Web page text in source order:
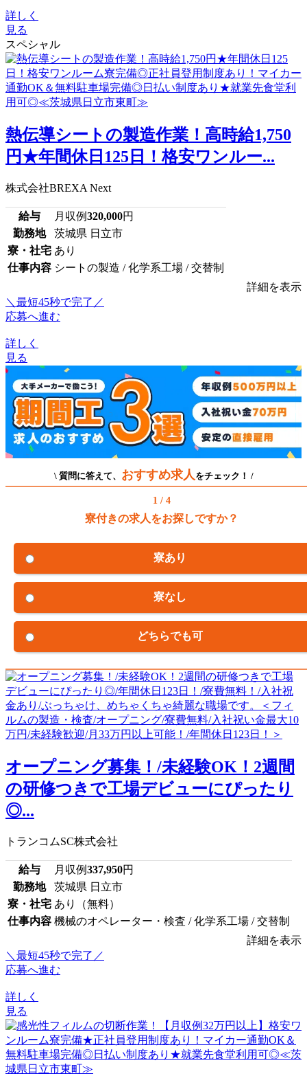
詳しく
見る
スペシャル
熱伝導シートの製造作業！高時給1,750
円★年間休日125日！格安ワンルー...
株式会社BREXA Next
給与 月収例320,000円
勤務地
茨城県 日立市
寮・社宅 あり
仕事内容 シートの製造 / 化学系工場 / 交替制
詳細を表示
＼最短45秒で完了／
応募へ進む
詳しく
見る
\ 質問に答えて、 おすすめ求人 をチェック！ /
1 / 4
寮付きの求人をお探しですか？
寮あり
寮なし
どちらでも可
オープニング募集！/未経験OK！2週間
の研修つきで工場デビューにぴったり
◎...
トランコムSC株式会社
給与 月収例337,950円
勤務地
茨城県 日立市
寮・社宅 あり（無料）
仕事内容 機械のオペレーター・検査 / 化学系工場 / 交替制
詳細を表示
＼最短45秒で完了／
応募へ進む
詳しく
見る